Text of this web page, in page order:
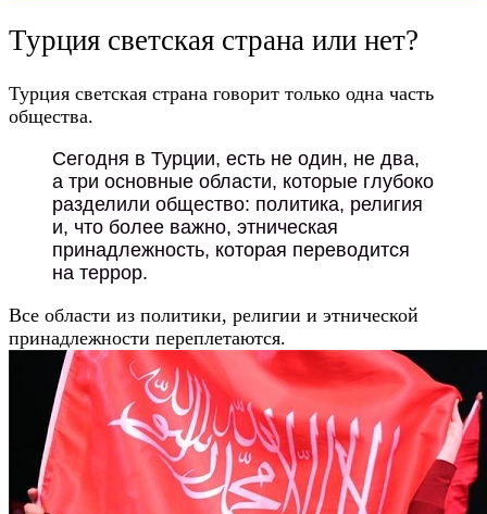
Турция светская страна или нет?
Турция светская страна говорит только одна часть
общества.
Сегодня в Турции, есть не один, не два,
а три основные области, которые глубоко
разделили общество: политика, религия
и, что более важно, этническая
принадлежность, которая переводится
на террор.
Все области из политики, религии и этнической
принадлежности переплетаются.